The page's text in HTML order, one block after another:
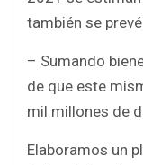
también se
– Sumando
de que este
mil millones de
Elaboramos un